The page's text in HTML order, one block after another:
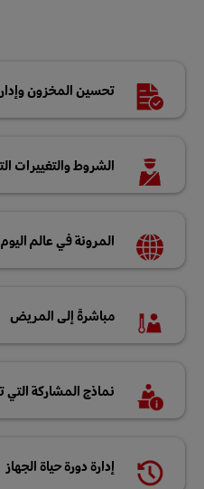
تحسين المخزون
الشروط والتغييرات
المرونة في عالم
مباشرةً إلى المريض
نماذج المشاركة
إدارة دورة حياة الجهاز